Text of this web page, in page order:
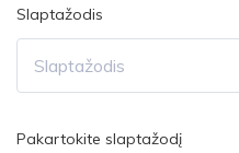
Slaptažodis
Pakartokite slaptažodį